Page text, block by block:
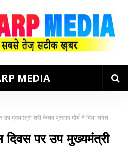
MEDIA
उप मुख्यमंत्री श्री केशव प्रसाद मौर्य ने दिया संदेश
दिवस पर उप मुख्यमंत्री